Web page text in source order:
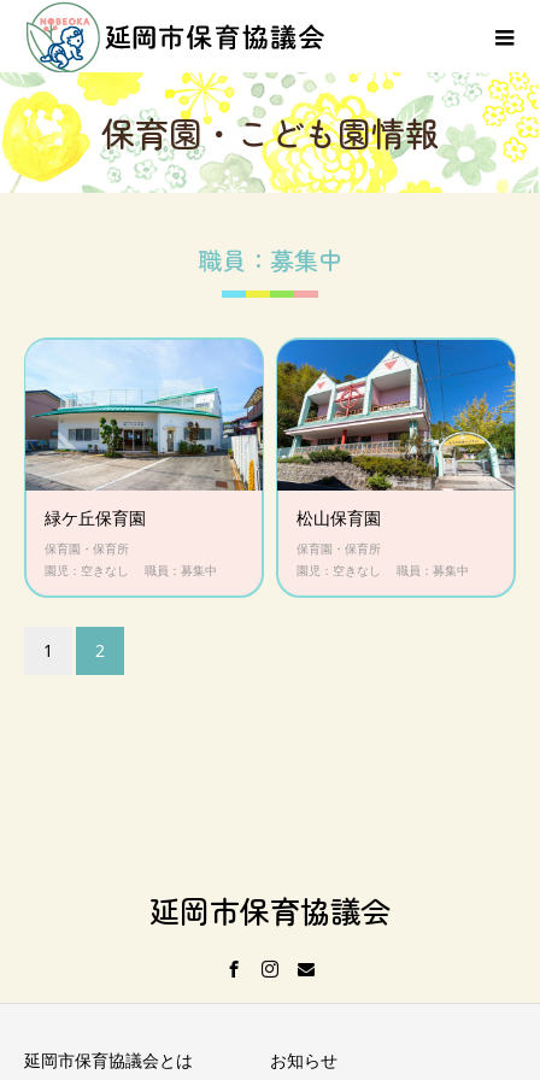
保育園・ こども園情報
職員：募集中
緑ケ丘保育園
保育園・保育所
園児：空きなし
職員：募集中
松山保育園
保育園・保育所
園児：空きなし
職員：募集中
1 2
延岡市保育協議会
延岡市保育協議会とは お知らせ